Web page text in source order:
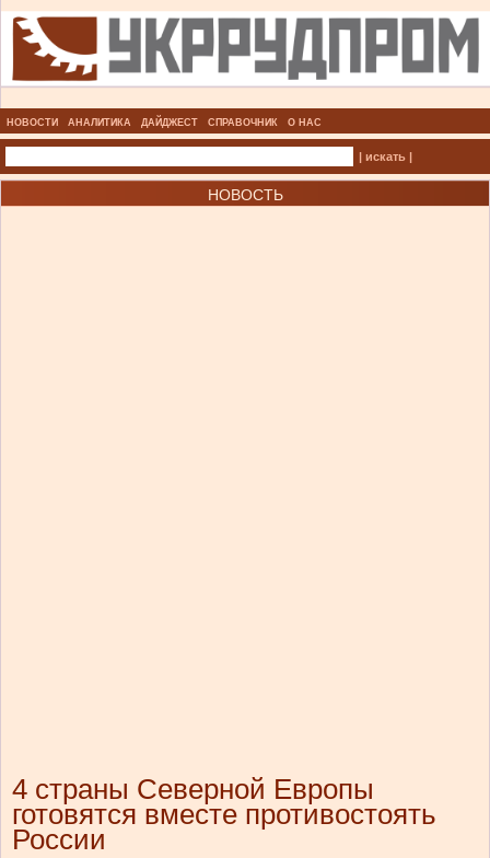
НОВОСТИ АНАЛИТИКА ДАЙДЖЕСТ СПРАВОЧНИК О НАС
| искать |
НОВОСТЬ
4 страны Северной Европы
готовятся вместе противостоять
России